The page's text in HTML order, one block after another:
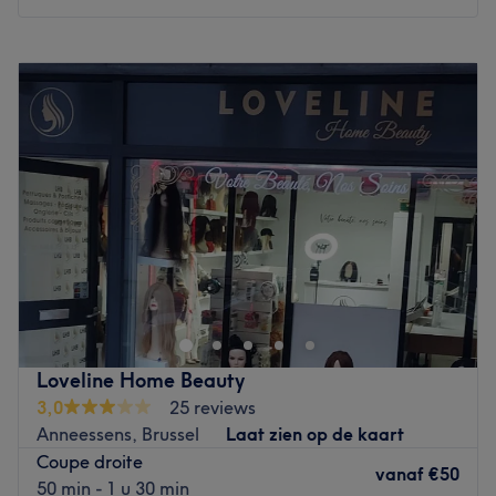
Nos coups de cœur :
L’atmosphère : le salon offre une ambiance conviviale et
cocooning.
Les spécialités de l’établissement : les coupes et les
coiffages.
Go to venue
Dinsdag
09:00–17:00
Woensdag
08:30 –12:00
Donderdag
09:00–17:00
Vrijdag
Zaterdag
08:30–19:00
Zondag
Gesloten
Installé à Bruxelles, venez découvrir le salon de coiffure
The House of Beauty! Vous profiterez d'un agréable
moment dans un lieu joliment décoré où vous vous
sentirez bien. Elena vous reçoit avec le sourire pour vous
proposer des prestations personnalisées tout en
répondant à vos besoins, afin de sublimer et mettre en
valeur votre chevelure.
Transport public le plus proche
Loveline Home Beauty
3,0
25 reviews
Anneessens, Brussel
Laat zien op de kaart
Coupe droite
50 min - 1 u 30 min
vanaf €50